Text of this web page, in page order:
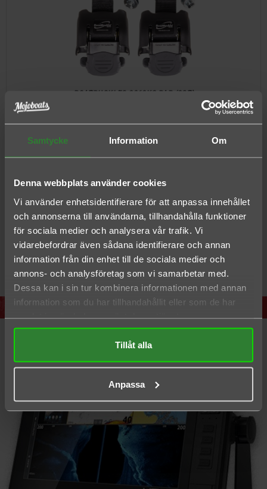
Samtycke Information Om
Denna webbplats använder cookies
Vi använder enhetsidentifierare för att anpassa innehållet
och annonserna till användarna, tillhandahålla funktioner
för sociala medier och analysera vår trafik. Vi
vidarebefordrar även sådana identifierare och annan
information från din enhet till de sociala medier och
annons- och analysföretag som vi samarbetar med.
Dessa kan i sin tur kombinera informationen med annan
information som du har tillhandahållit eller som de har
samlat in när du har använt deras tjänster.
Tillåt alla
Anpassa
BOATBUCKLES 2268KG PAR (2ST)
ATTWOOD TROLLING MOTOR TIE DOWN STRAP
Pris
199,00 kr